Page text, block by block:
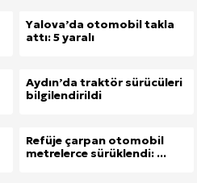
Yalova’da otomobil takla
attı: 5 yaralı
Aydın’da traktör sürücüleri
bilgilendirildi
Refüje çarpan otomobil
metrelerce sürüklendi: ...